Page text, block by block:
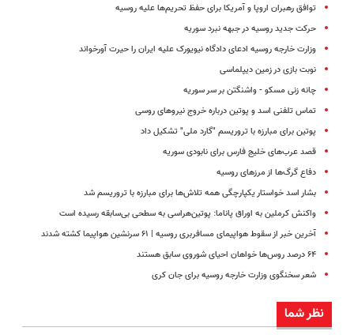
توافق رهبران اروپا و آمریکا برای حفظ تحریم‌ها علیه روسیه
حرکت جدید روسیه در جبهه نبرد سوریه
وزارت خارجه روسیه ادعای دادگاه نیویورک علیه ایران را حیرت آورخواند
نوبت بازی در زمین دیپلماسی
چانه زنی مسکو - واشنگتن بر سر سوریه
تماس تلفنی اسد و پوتین درباره خروج نیروهای روسی
پوتین برای مبارزه با تروریسم "گارد ملی" تشکیل داد
قصد عرب‌های خلیج فارس برای نابودی سوریه
‌دفاع گر‌گ‌ها از مرز‌های روسیه
بشار اسد خواستار یکپارچگی همه تلاش‌ها برای مبارزه با تروریسم شد
واکنش کرملین به اوراق پاناما: پوتین‌هراسی به سطحی بی‌سابقه رسیده است
آخرین خبر از سقوط هواپیمای مسافربری روسیه | ۶۱ سرنشین هواپیما کشته شدند
۶۴ درصد روس‌ها خواهان احیای شوروی سابق هستند
شعر سخنگوی وزارت خارجه روسیه برای جان کری
نظر شما